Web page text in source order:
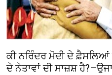
ਕੀ ਨਰਿੰਦਰ ਮੋਦੀ ਦੇ ਫ਼ੈਸਲਿਆਂ
ਦੇ ਨੇਤਾਵਾਂ ਦੀ ਸਾਜ਼ਸ਼